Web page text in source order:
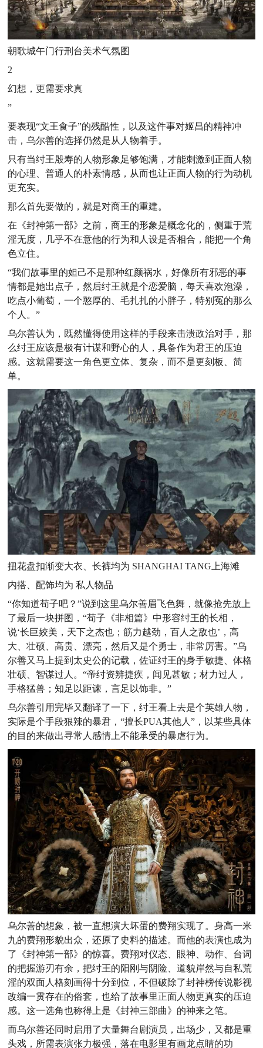
朝歌城午门行刑台美术气氛图
2
幻想，更需要求真
”
要表现“文王食子”的残酷性，以及这件事对姬昌的精神冲
击，乌尔善的选择仍然是从人物着手。
只有当纣王殷寿的人物形象足够饱满，才能刺激到正面人物
的心理、普通人的朴素情感，从而也让正面人物的行为动机
更充实。
那么首先要做的，就是对商王的重建。
在《封神第一部》之前，商王的形象是概念化的，侧重于荒
淫无度，几乎不在意他的行为和人设是否相合，能把一个角
色立住。
“我们故事里的妲己不是那种红颜祸水，好像所有邪恶的事
情都是她出点子，然后纣王就是个恋爱脑，每天喜欢泡澡，
吃点小葡萄，一个憨厚的、毛扎扎的小胖子，特别冤的那么
个人。”
乌尔善认为，既然懂得使用这样的手段来击溃政治对手，那
么纣王应该是极有计谋和野心的人，具备作为君王的压迫
感。这就需要这一角色更立体、复杂，而不是更刻板、简
单。
扭花盘扣渐变大衣、长裤均为 SHANGHAI TANG上海滩
内搭、配饰均为 私人物品
“你知道荀子吧？”说到这里乌尔善眉飞色舞，就像抢先放上
了最后一块拼图，“荀子《非相篇》中形容纣王的长相，
说‘长巨姣美，天下之杰也；筋力越劲，百人之敌也’，高
大、壮硕、高贵、漂亮，然后又是个勇士，非常厉害。”乌
尔善又马上提到太史公的记载，佐证纣王的身手敏捷、体格
壮硕、智谋过人。“帝纣资辨捷疾，闻见甚敏；材力过人，
手格猛兽；知足以距谏，言足以饰非。”
乌尔善引用完毕又翻译了一下，纣王看上去是个英雄人物，
实际是个手段狠辣的暴君，“擅长PUA其他人”，以某些具体
的目的来做出寻常人感情上不能承受的暴虐行为。
乌尔善的想象，被一直想演大坏蛋的费翔实现了。身高一米
九的费翔形貌出众，还原了史料的描述。而他的表演也成为
了《封神第一部》的惊喜。费翔对仪态、眼神、动作、台词
的把握游刃有余，把纣王的阳刚与阴险、道貌岸然与自私荒
淫的双面人格刻画得十分到位，不但破除了封神榜传说影视
改编一贯存在的俗套，也给了故事里正面人物更真实的压迫
感。这一选角也称得上是《封神三部曲》的神来之笔。
而乌尔善还同时启用了大量舞台剧演员，出场少，又都是重
头戏，所需表演张力极强，落在电影里有画龙点睛的功